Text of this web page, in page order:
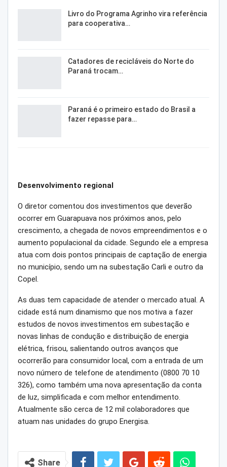
Livro do Programa Agrinho vira referência
para cooperativa…
Catadores de recicláveis do Norte do
Paraná trocam…
Paraná é o primeiro estado do Brasil a
fazer repasse para…
Desenvolvimento regional
O diretor comentou dos investimentos que deverão
ocorrer em Guarapuava nos próximos anos, pelo
crescimento, a chegada de novos empreendimentos e o
aumento populacional da cidade. Segundo ele a empresa
atua com dois pontos principais de captação de energia
no município, sendo um na subestação Carli e outro da
Copel.
As duas tem capacidade de atender o mercado atual. A
cidade está num dinamismo que nos motiva a fazer
estudos de novos investimentos em subestação e
novas linhas de condução e distribuição de energia
elétrica, frisou, salientando outros avanços que
ocorrerão para consumidor local, com a entrada de um
novo número de telefone de atendimento (0800 70 10
326), como também uma nova apresentação da conta
de luz, simplificada e com melhor entendimento.
Atualmente são cerca de 12 mil colaboradores que
atuam nas unidades do grupo Energisa.
Share